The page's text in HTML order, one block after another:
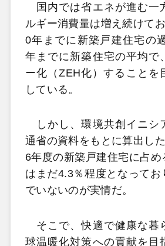
国内では省エネが進む一
ルギー消費量は増え続けて
0年までに新築戸建住宅の
年までに新築住宅の平均で
ー化（ZEH化）することを
している。
しかし、環境共創イニシ
通省の資料をもとに算出し
6年度の新築戸建住宅に占
はまだ4.3％程度となってお
でいないのが実情だ。
そこで、快適で健康な暮
球温暖化対策への貢献を目